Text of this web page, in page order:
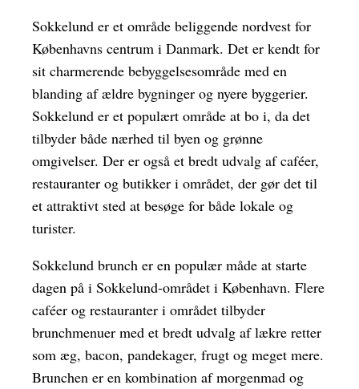
Sokkelund er et område beliggende nordvest for
Københavns centrum i Danmark. Det er kendt for
sit charmerende bebyggelsesområde med en
blanding af ældre bygninger og nyere byggerier.
Sokkelund er et populært område at bo i, da det
tilbyder både nærhed til byen og grønne
omgivelser. Der er også et bredt udvalg af caféer,
restauranter og butikker i området, der gør det til
et attraktivt sted at besøge for både lokale og
turister.
Sokkelund brunch er en populær måde at starte
dagen på i Sokkelund-området i København. Flere
caféer og restauranter i området tilbyder
brunchmenuer med et bredt udvalg af lækre retter
som æg, bacon, pandekager, frugt og meget mere.
Brunchen er en kombination af morgenmad og